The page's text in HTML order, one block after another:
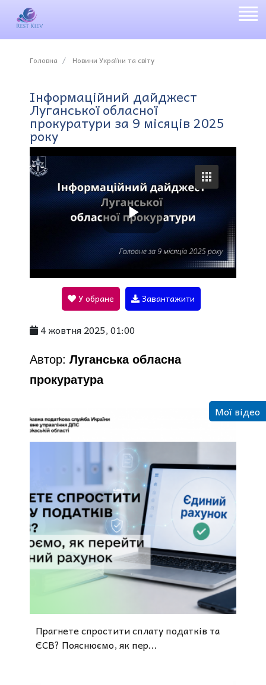
Головна Новини України та світу
Інформаційний дайджест
Луганської обласної
прокуратури за 9 місяців 2025
року
P
l
a
y
i
d
e
o
У обране Завантажити
4 жовтня 2025, 01:00
Автор:Луганська обласна
прокуратура
Прагнете спростити сплату податків та
ЄСВ? Пояснюємо, як пер...
Мої відео